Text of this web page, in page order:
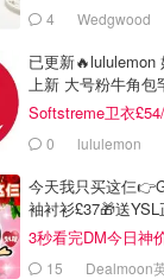
4 Wedgwood
已更新🔥lululemon
上新 大号粉牛角包
Softstreme卫衣
0 lululemon
今天我只买这仨
袖衬衫£37🎁送
3秒看完DM今日神
15
Dealmoon